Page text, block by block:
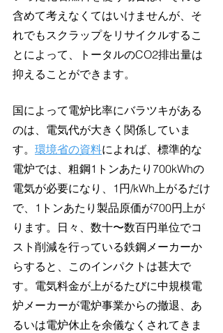
含めて考えなくてはいけませんが、そ
れでもスクラップをリサイクルするこ
とによって、トータルのCO2排出量は
抑えることができます。
国によって電炉比率にバラツキがある
のは、電気代が大きく関係していま
す。 環境省の資料によれば、標準的な
電炉では、粗鋼1トンあたり700kWhの
電気が必要になり、1円/kWh上がるだけ
で、1トンあたり製品原価が700円上が
ります。日々、数十〜数百円単位でコ
スト削減を行っている鉄鋼メーカーか
らすると、このインパクトは甚大で
す。電気料金が上がるたびに中規模電
炉メーカーが電炉事業からの撤退、あ
るいは電炉休止を余儀なくされてきま